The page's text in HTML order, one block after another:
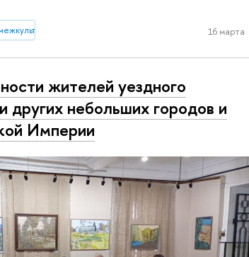
коммуникации в почтовой переписке (на
16 марта
жителей уездного
других небольших городов и
Империи